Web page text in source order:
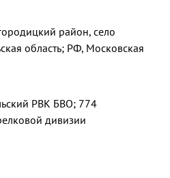
район, село
область; РФ, Московская
РВК БВО; 774
дивизии